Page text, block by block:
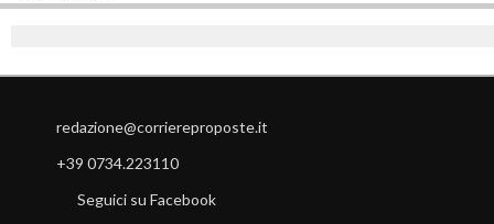
redazione@corriereproposte.it
+39 0734.223110
Seguici su Facebook